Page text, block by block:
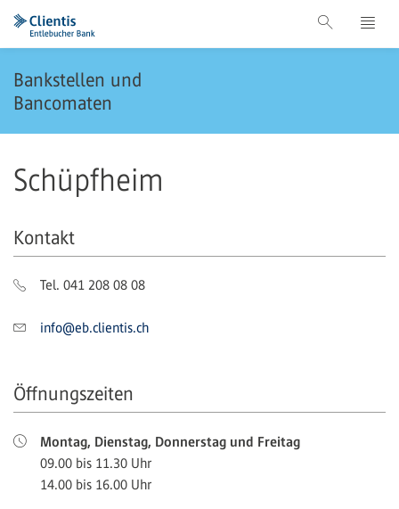
Bankstellen und
Bancomaten
Schüpfheim
Kontakt
Tel. 041 208 08 08
info@eb.clientis.ch
Öffnungszeiten
Montag, Dienstag, Donnerstag und Freitag
09.00 bis 11.30 Uhr
14.00 bis 16.00 Uhr